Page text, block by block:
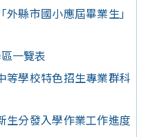
縣市國小應屆畢業生」
一覽表
等學校特色招生專業群科
生分發入學作業工作進度